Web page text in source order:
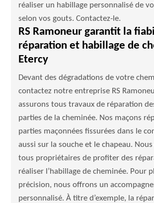
réaliser un habillage personnalisé de
selon vos gouts. Contactez-le.
RS Ramoneur garantit la
réparation et habillage de
Etercy
Devant des dégradations de votre
contactez notre entreprise RS
assurons tous travaux de réparation
parties de la cheminée. Nos maçons
parties maçonnées fissurées dans le
aussi sur la souche et le chapeau.
tous propriétaires de profiter des
réaliser l’habillage de cheminée. Pour
précision, nous offrons un
personnalisé. À titre d’exemple, la